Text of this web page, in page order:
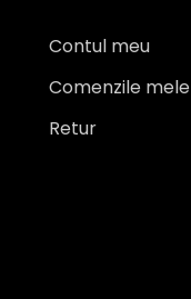
Contul meu
Comenzile mele
Retur